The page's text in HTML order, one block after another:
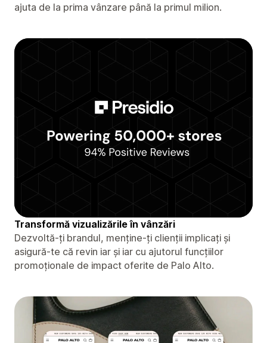
ajuta de la prima vânzare până la primul milion.
Transformă vizualizările în vânzări
Dezvoltă-ți brandul, menține-ți clienții implicați și
asigură-te că revin iar și iar cu ajutorul funcțiilor
promoționale de impact oferite de Palo Alto.